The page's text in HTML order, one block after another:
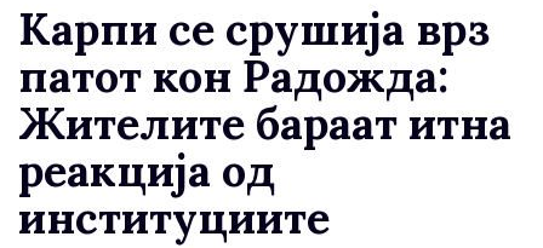
Карпи се срушија врз
патот кон Радожда:
Жителите бараат итна
реакција од
институциите